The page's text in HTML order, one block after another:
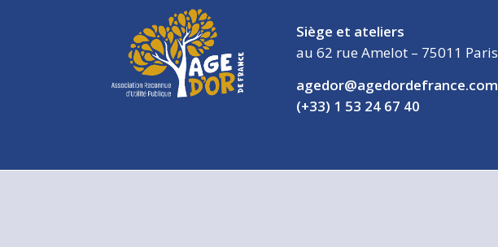
Siège et ateliers
au 62 rue Amelot – 75011 Paris
agedor@agedordefrance.com
(+33) 1 53 24 67 40